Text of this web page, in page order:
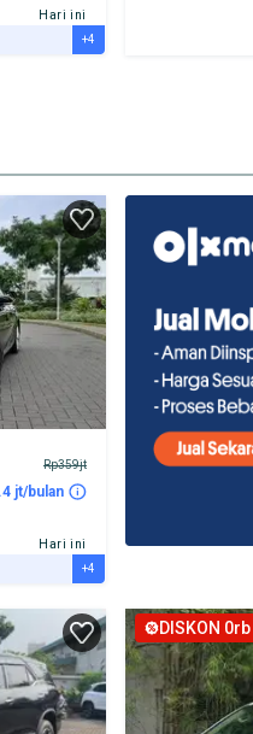
Hari ini
+4
Rp359jt
jt/bulan
Hari ini
+4
DISKON 0rb